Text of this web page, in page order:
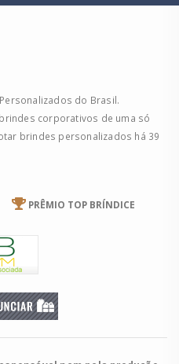
do Brasil.
corporativos de uma só
brindes personalizados há 39
PRÊMIO TOP BRÍNDICE